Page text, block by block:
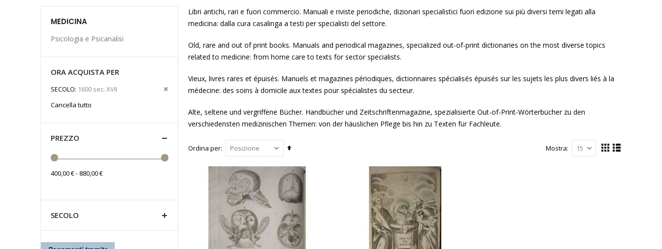
Libri antichi, rari e fuori commercio. Manuali e riviste periodiche, dizionari specialistici fuori edizione sui più diversi temi legati alla
medicina: dalla cura casalinga a testi per specialisti del settore.
Old, rare and out of print books. Manuals and periodical magazines, specialized out-of-print dictionaries on the most diverse topics
related to medicine: from home care to texts for sector specialists.
Vieux, livres rares et épuisés. Manuels et magazines périodiques, dictionnaires spécialisés épuisés sur les sujets les plus divers liés à la
médecine: des soins à domicile aux textes pour spécialistes du secteur.
Alte, seltene und vergriffene Bücher. Handbücher und Zeitschriftenmagazine, spezialisierte Out-of-Print-Wörterbücher zu den
verschiedensten medizinischen Themen: von der häuslichen Pflege bis hin zu Texten für Fachleute.
Ordina per
Imposta
direzione
decrescente
Mostra
Mostra
Griglia
Lista
MEDICINA
Psicologia e Psicanalisi
ORA ACQUISTA PER
SECOLO 1600 sec. XVII
Rimuovi
articolo
Cancella tutto
PREZZO
400,00 € - 880,00 €
SECOLO